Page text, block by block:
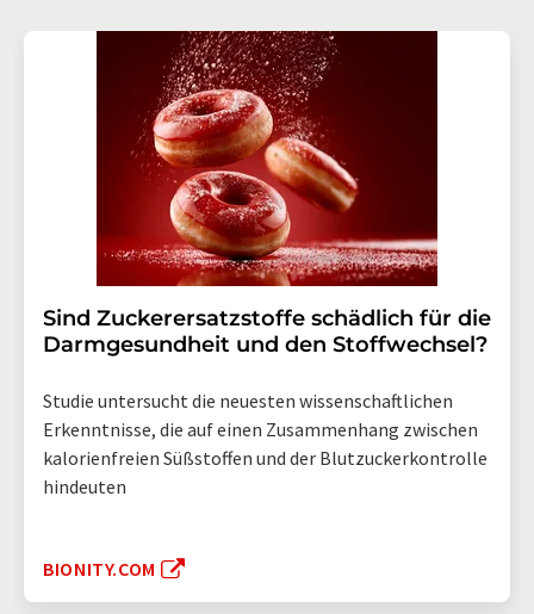
Sind Zuckerersatzstoffe schädlich für die
Darmgesundheit und den Stoffwechsel?
Studie untersucht die neuesten wissenschaftlichen
Erkenntnisse, die auf einen Zusammenhang zwischen
kalorienfreien Süßstoffen und der Blutzuckerkontrolle
hindeuten
BIONITY.COM